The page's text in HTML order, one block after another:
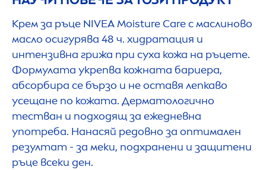
Крем за ръце NIVEAMoisture Careс маслиново
масло осигурява 48 ч. хидратация и
интензивна грижа при суха кожа на ръцете.
Формулата укрепва кожната бариера,
абсорбира се бързо и не оставя лепкаво
усещане по кожата. Дерматологично
тестван и подходящ за ежедневна
употреба. Нанасяй редовно за оптимален
резултат - за меки, подхранени и защитени
ръце всеки ден.